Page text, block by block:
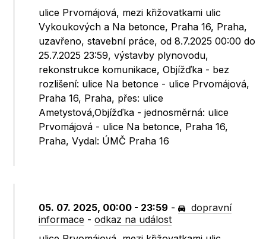
ulice Prvomájová, mezi křižovatkami ulic
Vykoukových a Na betonce, Praha 16, Praha,
uzavřeno, stavební práce, od 8.7.2025 00:00 do
25.7.2025 23:59, výstavby plynovodu,
rekonstrukce komunikace, Objížďka - bez
rozlišení: ulice Na betonce - ulice Prvomájová,
Praha 16, Praha, přes: ulice
Ametystová,Objížďka - jednosměrná: ulice
Prvomájová - ulice Na betonce, Praha 16,
Praha, Vydal: ÚMČ Praha 16
05. 07. 2025, 00:00 - 23:59 -
dopravní
informace -odkaz na událost